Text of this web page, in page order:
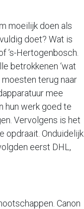
moeilijk doen als
doet? Wat is
’s-Hertogenbosch.
betrokkenen ‘wat
terug naar
mee
hun werk goed te
Vervolgens is het
opdraait. Onduidelijk
eerst DHL,
Canon